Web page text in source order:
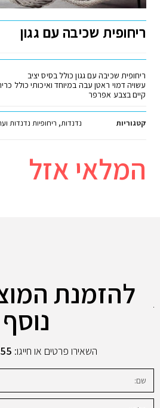
ריחופית שכיבה עם גגון
ריחופית שכיבה עם גגון כולל בסיס יציב
עשויה דמוי ראטן עבה במיוחד ואיכותי כולל
קיים בצבע אפרפר
קטגוריות נדנדות, ריחופיות נדנדות
המלאי אזל
להזמנת
נוסף
השאירו פרטים או חייגו: